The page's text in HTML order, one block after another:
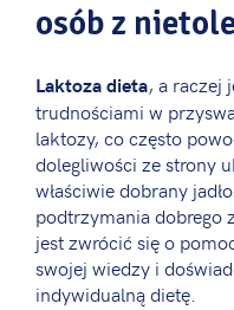
osób z
Laktoza dieta, a raczej
trudnościami w
laktozy, co często
dolegliwości ze strony
właściwie dobrany
podtrzymania dobrego
jest zwrócić się o
swojej wiedzy i
indywidualną dietę.